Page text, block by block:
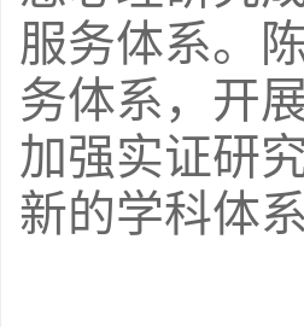
服务体系。
务体系，开
加强实证研
新的学科体